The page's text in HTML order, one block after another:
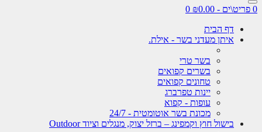
0
דף הבית
איתן מעדני בשר - אילת.
בשר טרי
בשרים קפואים
טחונים קפואים
יינות טפרברג
עופות - קפוא
מכונת בשר אוטומטית - 24/7
בישול חוץ וקמפינג – ברזל יצוק, מנגלים וציוד Outdoor